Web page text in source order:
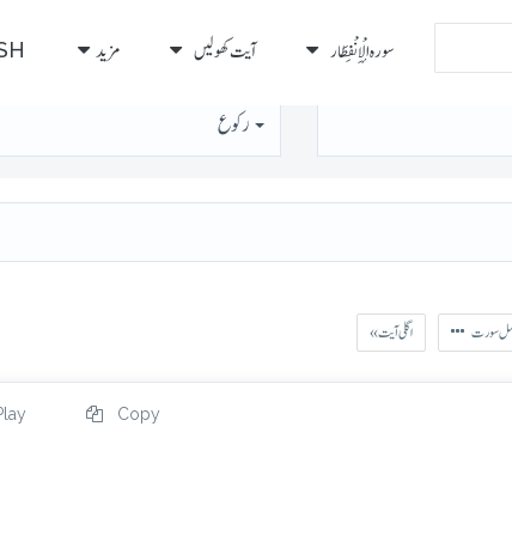
سورہ الْإِنْفِطَار آیت کھولیں مزید
رُكوع
سورت « اگلی آیت
Copy